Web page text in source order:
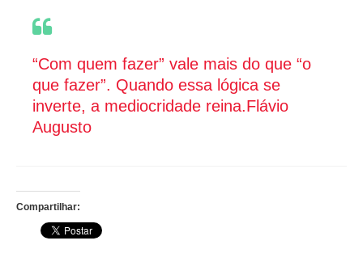
“Com quem fazer” vale mais do que “o
que fazer”. Quando essa lógica se
inverte, a mediocridade reina.Flávio
Augusto
Compartilhar: